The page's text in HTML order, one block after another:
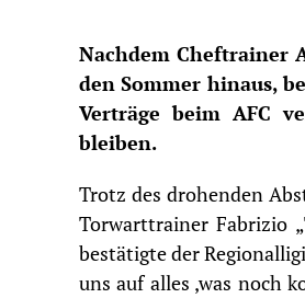
Nachdem Cheftrainer
den Sommer hinaus,
Verträge beim AFC
bleiben.
Trotz des drohenden
Torwarttrainer Fabrizio
bestätigte der
uns auf alles ,was noch